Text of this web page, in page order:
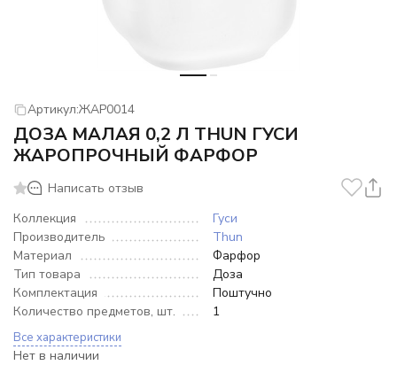
Артикул:ЖАР0014
ДОЗА МАЛАЯ 0,2 Л THUN ГУСИ
ЖАРОПРОЧНЫЙ ФАРФОР
Написать отзыв
Коллекция
Гуси
Производитель
Thun
Материал
Фарфор
Тип товара
Доза
Комплектация
Поштучно
Количество предметов, шт.
1
Все характеристики
Нет в наличии